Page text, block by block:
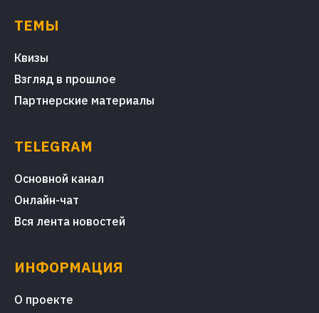
ТЕМЫ
Квизы
Взгляд в прошлое
Партнерские материалы
TELEGRAM
Основной канал
Онлайн-чат
Вся лента новостей
ИНФОРМАЦИЯ
О проекте